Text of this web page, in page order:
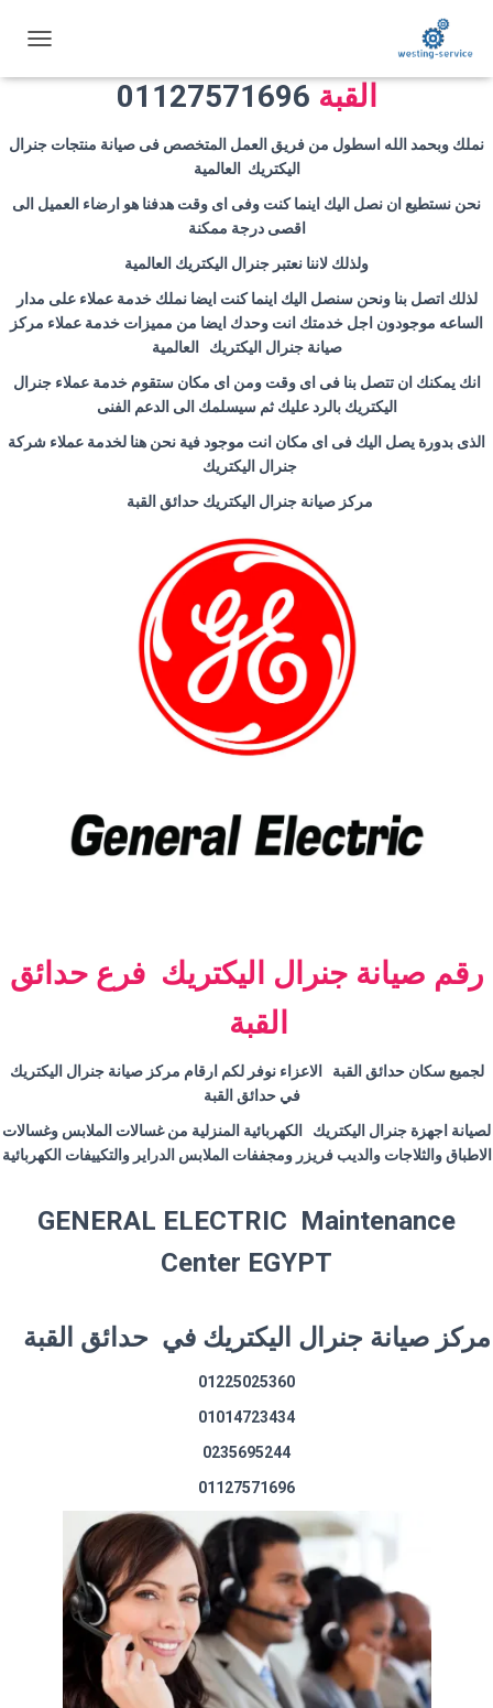
ب
ل
ت
رقم صيانة جنرال اليكتريك في حدائق
القبة
نملك وبحمد الله اسطول من فريق العمل المتخصص فى صيانة منتجات جنرال
اليكتريك العالمية
نحن نستطيع ان نصل اليك اينما كنت وفى اى وقت هدفنا هو ارضاء العميل الى
اقصى درجة ممكنة
ولذلك لاننا نعتبر جنرال اليكتريك العالمية
لذلك اتصل بنا ونحن سنصل اليك اينما كنت ايضا نملك خدمة عملاء على مدار
الساعه موجودون اجل خدمتك انت وحدك ايضا من مميزات خدمة عملاء مركز
صيانة جنرال اليكتريك العالمية
انك يمكنك ان تتصل بنا فى اى وقت ومن اى مكان ستقوم خدمة عملاء جنرال
اليكتريك بالرد عليك ثم سيسلمك الى الدعم الفنى
الذى بدورة يصل اليك فى اى مكان انت موجود فية نحن هنا لخدمة عملاء شركة
جنرال اليكتريك
مركز صيانة جنرال اليكتريك حدائق القبة
رقم صيانة جنرال اليكتريك فرع حدائق
القبة
لجميع سكان حدائق القبة الاعزاء نوفر لكم ارقام مركز صيانة جنرال اليكتريك
في حدائق القبة
لصيانة اجهزة جنرال اليكتريك الكهربائية المنزلية من غسالات الملابس وغسالات
الاطباق والثلاجات والديب فريزر ومجففات الملابس الدراير والتكييفات الكهربائية
GENERAL ELECTRIC Maintenance
Center EGYPT
مركز صيانة جنرال اليكتريك في حدائق القبة
01225025360
01014723434
0235695244
01127571696